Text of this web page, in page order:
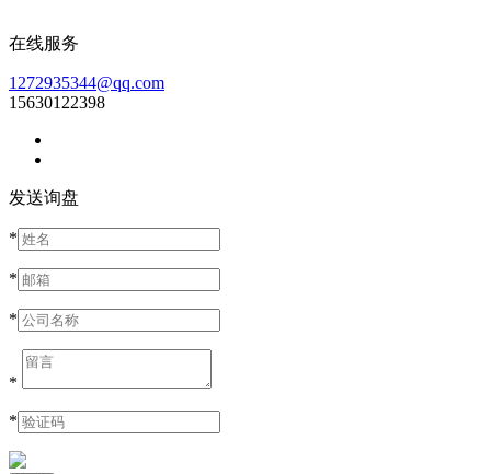
在线服务
1272935344@qq.com
15630122398
发送询盘
*
*
*
*
*